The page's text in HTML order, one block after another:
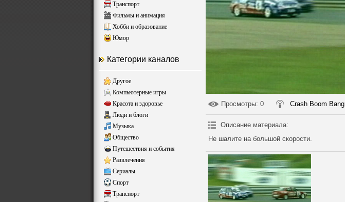
Транспорт
Фильмы и анимация
Хобби и образование
Юмор
Категории каналов
Другое
Компьютерные игры
Красота и здоровье
Люди и блоги
Музыка
Общество
Путешествия и события
Развлечения
Сериалы
Спорт
Транспорт
Просмотры: 0 Crash Boom Bang
Описание материала:
Не шалите на большой скорости.